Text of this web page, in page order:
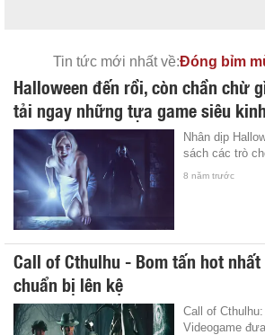
Tin tức mới nhất về:Đóng bỉm
Halloween đến rồi, còn chần chừ
tải ngay những tựa game siêu
Nhân dịp
sách các trò
8 năm trước
Call of Cthulhu - Bom tấn hot
chuẩn bị lên kệ
Call of
Videogame